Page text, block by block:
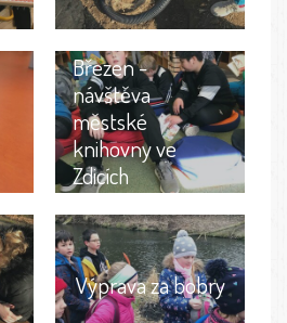
Březen -
návštěva
městské
knihovny ve
Zdicích
Výprava za bobry